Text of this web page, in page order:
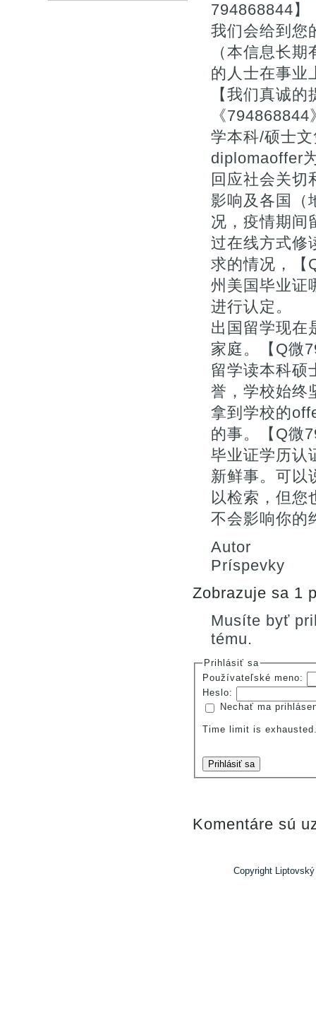
794868844】
我们会给到您
（本信息长
的人士在事业
【我们真诚
《
学本科/硕士
diplomaoffer
回应社会关切
影响及各国（
况，疫情期间
过在线方式修
求的情况，【
州美国毕业证
进行认定。
出国留学现在
家庭。【Q微
留学读本科硕
誉，学校始终
拿到学校的
的事。【Q微
毕业证学历认
新鲜事。可以
以检索，但您
不会影响你的
Autor
Príspevky
Zobrazuje sa 1
Musíte byť
tému.
Prihlásiť sa
Používateľské meno:
Heslo:
Nechať ma
Time limit is
Prihlásiť sa
Komentáre sú
Copyright